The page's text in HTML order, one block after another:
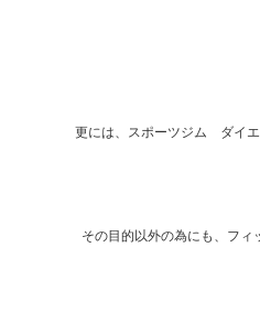
更には、スポーツジム ダイエ
その目的以外の為にも、フィ